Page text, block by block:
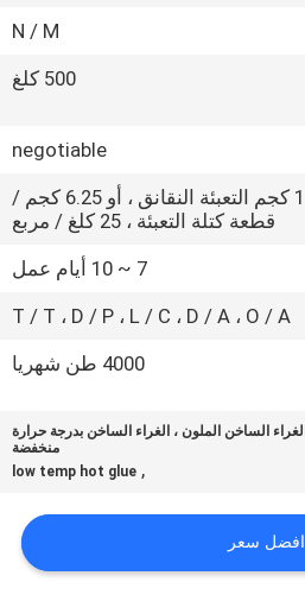
N / M
500 كلغ
negotiable
1 كجم التعبئة النقانق ، أو 6.25 كجم /
قطعة كتلة التعبئة ، 25 كلغ / مربع
7 ~ 10 أيام عمل
T / T ، D / P ، L / C ، D / A ، O / A
4000 طن شهريا
الغراء الساخن الملون ، الغراء الساخن بدرجة حرارة
منخفضة
,
low temp hot glue
افضل سعر